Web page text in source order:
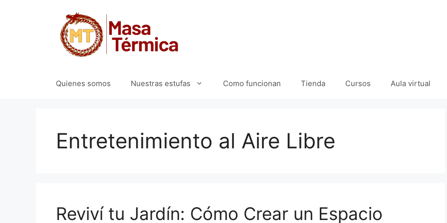
Quienes somos Nuestras estufas Como funcionan Tienda Cursos Aula virtual
Entretenimiento al Aire Libre
Reviví tu Jardín: Cómo Crear un Espacio